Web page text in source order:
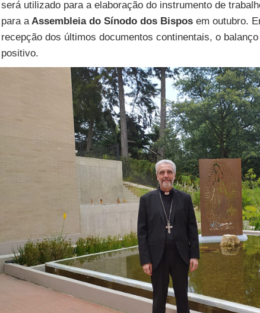
será utilizado para a elaboração do instrumento de
para aAssembleia do Sínodo dos Bisposem outubro.
recepção dos últimos documentos continentais, o
positivo.